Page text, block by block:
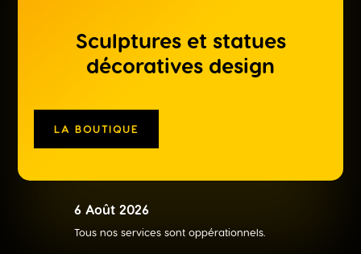
Sculptures et statues
décoratives design
LA BOUTIQUE
6 Août 2026
Tous nos services sont oppérationnels.